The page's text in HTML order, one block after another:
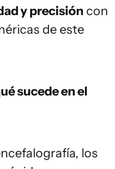
y precisióncon
de este
sucede en el
los